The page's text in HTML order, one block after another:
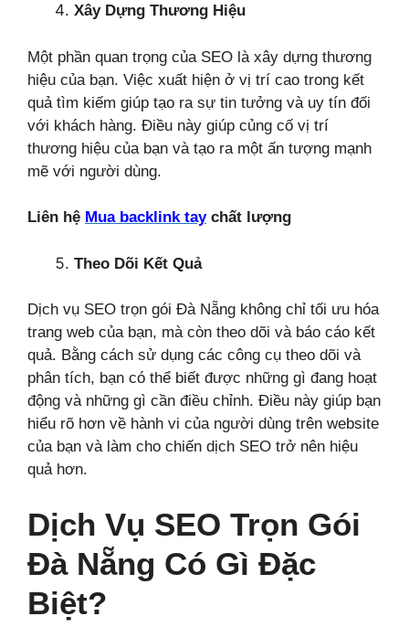
Xây Dựng Thương Hiệu
Một phần quan trọng của SEO là xây dựng thương
hiệu của bạn. Việc xuất hiện ở vị trí cao trong kết
quả tìm kiếm giúp tạo ra sự tin tưởng và uy tín đối
với khách hàng. Điều này giúp củng cố vị trí
thương hiệu của bạn và tạo ra một ấn tượng mạnh
mẽ với người dùng.
Liên hệ Mua backlink taychất lượng
Theo Dõi Kết Quả
Dịch vụ SEO trọn gói Đà Nẵng không chỉ tối ưu hóa
trang web của bạn, mà còn theo dõi và báo cáo kết
quả. Bằng cách sử dụng các công cụ theo dõi và
phân tích, bạn có thể biết được những gì đang hoạt
động và những gì cần điều chỉnh. Điều này giúp bạn
hiểu rõ hơn về hành vi của người dùng trên website
của bạn và làm cho chiến dịch SEO trở nên hiệu
quả hơn.
Dịch Vụ SEO Trọn Gói
Đà Nẵng Có Gì Đặc
Biệt?